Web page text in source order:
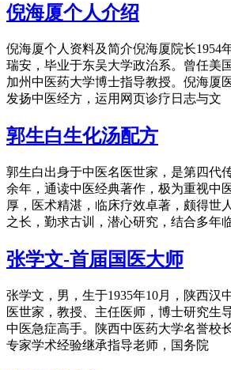
倪海厦个人介绍
倪海厦个人资料及简介倪海厦院长1954
瑞安，毕业于东吴大学政治系。曾任美
加州中医药大学博士指导教授。倪海厦
发扬中医经方，运用网页诊疗日志与文
郭生白生化汤配方
郭生白出身于中医名医世家，是第四代
余年，通读中医经典著作，极为重视中
厚，医术精湛，临床疗效卓著，颇得世
之长，勤求古训，潜心研究，结合多年
张学文-首届国医大师
张学文，男，生于1935年10月，陕西汉
医世家，教授、主任医师，博士研究生
中医急症高手。陕西中医药大学名誉校
专家学术经验继承指导老师，国务院